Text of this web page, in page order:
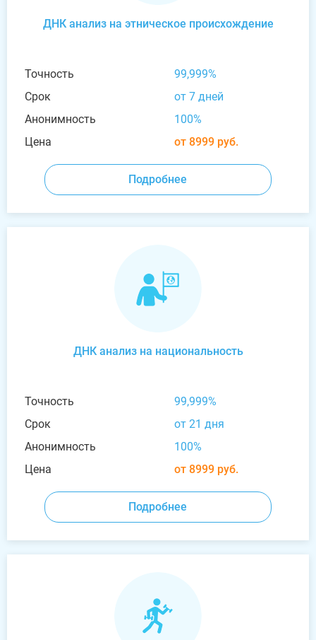
ДНК анализ на этническое происхождение
Точность
99,999%
Срок
от 7 дней
Анонимность
100%
Цена
от 8999 руб.
Подробнее
ДНК анализ на национальность
Точность
99,999%
Срок
от 21 дня
Анонимность
100%
Цена
от 8999 руб.
Подробнее